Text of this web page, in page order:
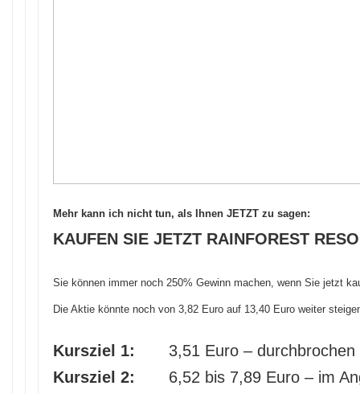
Mehr kann ich nicht tun, als Ihnen JETZT zu sagen:
KAUFEN SIE JETZT RAINFOREST
Sie können immer noch 250% Gewinn machen, wenn Sie jetzt
Die Aktie könnte noch von 3,82 Euro auf 13,40 Euro weiter
Kursziel 1: 3,51 Euro – durchbrochen
Kursziel 2: 6,52 bis 7,89 Euro – im